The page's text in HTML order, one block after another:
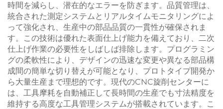
時間を減らし、潜在的なエラーを防ぎます。品質管理は、
統合された測定システムとリアルタイムモニタリングによ
って強化され、生産中の部品品質の一貫性が確保されま
す。この技術は優れた表面仕上げ能力を備えており、二次
仕上げ作業の必要性をしばしば排除します。プログラミン
グの柔軟性により、デザインの迅速な変更や異なる部品構
成間の簡単な切り替えが可能となり、プロトタイプ開発か
ら大量生産まで理想的です。現代のCNC旋削センターに
は、工具摩耗を自動補正して長時間の生産でも寸法精度を
維持する高度な工具管理システムが搭載されています。こ